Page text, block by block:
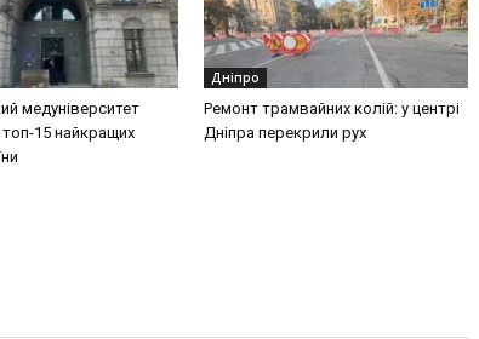
медуніверситет
15 найкращих
Дніпро
Ремонт трамвайних колій: у центрі
Дніпра перекрили рух